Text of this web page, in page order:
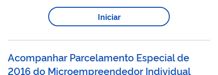
e licenças de funcionamento não desobriga o MEI de cumprir
com os requisitos estabelecidos pelo poder público
compreendidos os aspectos sanitários,...
Iniciar
Acompanhar Parcelamento Especial de
2016 do Microempreendedor Individual